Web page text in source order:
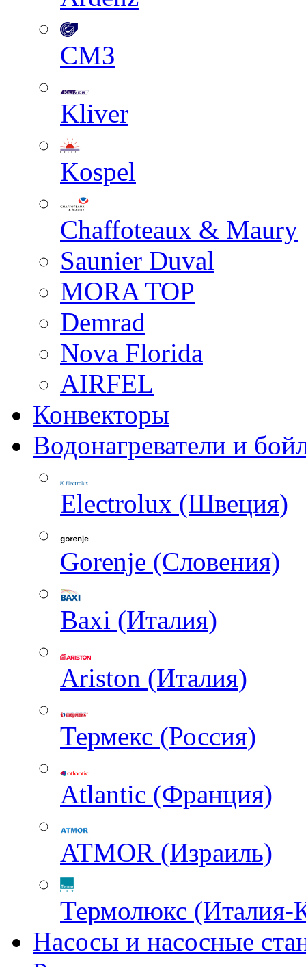
СМЗ
Kliver
Kospel
Chaffoteaux & Maury
Saunier Duval
MORA TOP
Demrad
Nova Florida
AIRFEL
Конвекторы
Водонагреватели и
Electrolux (Швеция)
Gorenje (Словения)
Baxi (Италия)
Ariston (Италия)
Термекс (Россия)
Atlantic (Франция)
ATMOR (Израиль)
Термолюкс (Италия-
Насосы и насосные